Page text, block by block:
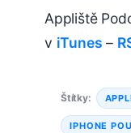
Appliště
v iTunes –
Štítky:
IPHONE